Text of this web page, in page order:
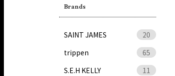
Brands
SAINT JAMES
20
trippen
65
S.E.H KELLY
11